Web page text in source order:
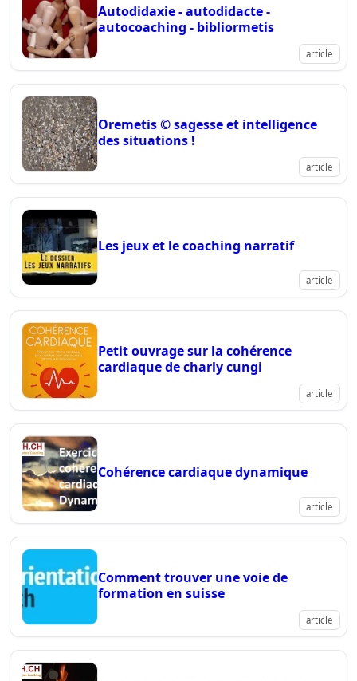
Autodidaxie - autodidacte -
autocoaching - bibliormetis
article
Oremetis © sagesse et intelligence
des situations !
article
Les jeux et le coaching narratif
article
Petit ouvrage sur la cohérence
cardiaque de charly cungi
article
Cohérence cardiaque dynamique
article
Comment trouver une voie de
formation en suisse
article